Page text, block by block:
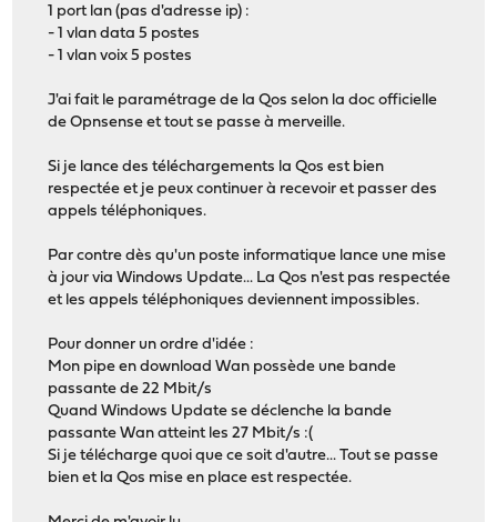
1 port lan (pas d'adresse ip) :
- 1 vlan data 5 postes
- 1 vlan voix 5 postes
J'ai fait le paramétrage de la Qos selon la doc officielle
de Opnsense et tout se passe à merveille.
Si je lance des téléchargements la Qos est bien
respectée et je peux continuer à recevoir et passer des
appels téléphoniques.
Par contre dès qu'un poste informatique lance une mise
à jour via Windows Update... La Qos n'est pas respectée
et les appels téléphoniques deviennent impossibles.
Pour donner un ordre d'idée :
Mon pipe en download Wan possède une bande
passante de 22 Mbit/s
Quand Windows Update se déclenche la bande
passante Wan atteint les 27 Mbit/s :(
Si je télécharge quoi que ce soit d'autre... Tout se passe
bien et la Qos mise en place est respectée.